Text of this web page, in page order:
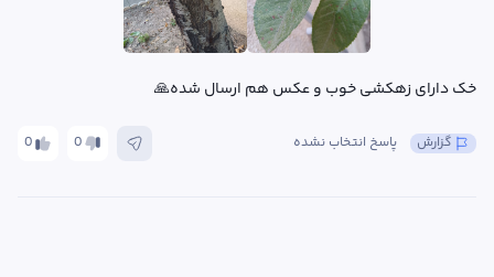
خک دارای زهکشی خوب و عکس هم ارسال شده🙏
0 0 پاسخ انتخاب نشده گزارش